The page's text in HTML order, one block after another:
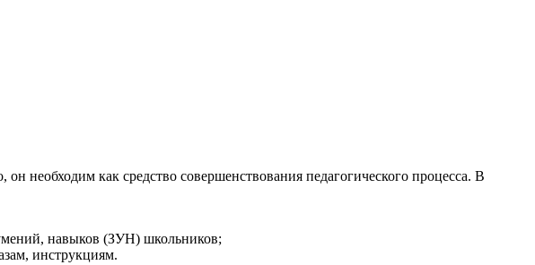
необходим как средство совершенствования педагогического процесса. В
навыков (ЗУН) школьников;
инструкциям.